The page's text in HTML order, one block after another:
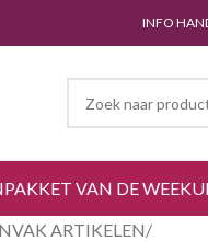
INFO
PAKKET VAN DE WEEK
ARTIKELEN